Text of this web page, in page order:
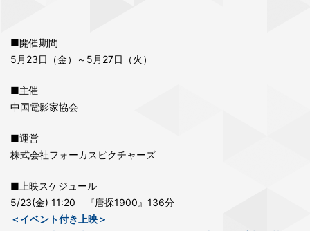
■開催期間
5月23日（金）～5月27日（火）
■主催
中国電影家協会
■運営
株式会社フォーカスピクチャーズ
■上映スケジュール
5/23(金) 11:20 『唐探1900』136分
＜イベント付き上映＞